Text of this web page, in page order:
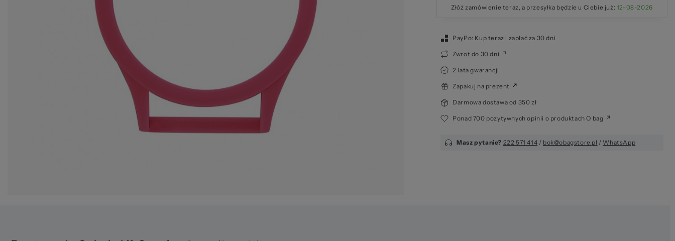
Wszelkie
Złóż zamówienie teraz, a przesyłka będzie u Ciebie już: 12-08-2026
PayPo: Kup teraz i zapłać za 30 dni
Zwrot do 30 dni
2 lata gwarancji
Zapakuj na prezent
Darmowa dostawa od 350 zł
Ponad 700 pozytywnych opinii o produktach O bag
Masz pytanie? 222 571 414 / bok@obagstore.pl / WhatsApp